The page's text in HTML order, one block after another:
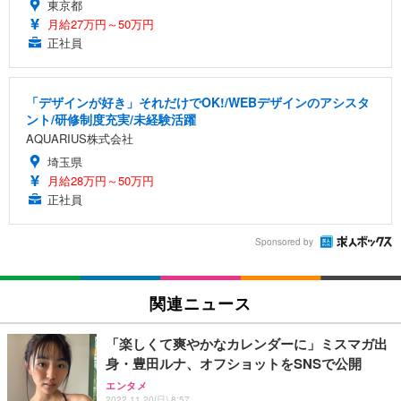
東京都
月給27万円～50万円
正社員
「デザインが好き」それだけでOK!/WEBデザインのアシスタ
ント/研修制度充実/未経験活躍
AQUARIUS株式会社
埼玉県
月給28万円～50万円
正社員
Sponsored by
関連ニュース
「楽しくて爽やかなカレンダーに」ミスマガ出
身・豊田ルナ、オフショットをSNSで公開
エンタメ